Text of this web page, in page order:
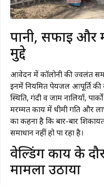
पानी, सफाई और
मुद्दे
आवेदन में कॉलोनी की ज्वलंत
इनमें नियमित पेयजल आपूर्ति
स्थिति, गंदी व जाम नालियाँ,
मरम्मत कार्य में धीमी गति और
का कहना है कि बार-बार
समाधान नहीं हो पा रहा है।
वेल्डिंग कार्य के
मामला उठाया